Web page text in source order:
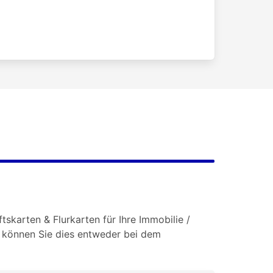
& Flurkarten für Ihre Immobilie /
Sie dies entweder bei dem